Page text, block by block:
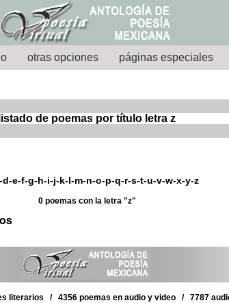
otras opciones páginas especiales
listado de poemas por título letra z
d-e-f-g-h-i-j-k-l-m-n-o-p-q-r-s-t-u-v-w-x-y-z
0 poemas con la letra "z"
literarios / 4356 poemas en audio y video / 7787